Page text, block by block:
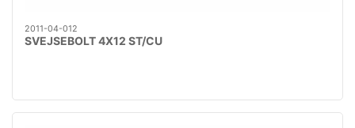
2011-04-012
SVEJSEBOLT 4X12 ST/CU